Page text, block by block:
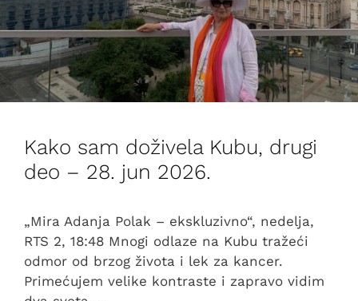
Kako sam doživela Kubu, drugi
deo – 28. jun 2026.
„Mira Adanja Polak – ekskluzivno“, nedelja,
RTS 2, 18:48 Mnogi odlaze na Kubu tražeći
odmor od brzog života i lek za kancer.
Primećujem velike kontraste i zapravo vidim